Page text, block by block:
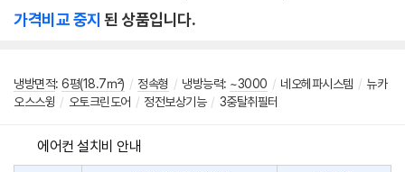
가격비교 중지 된 상품입니다.
냉방면적: 6평(18.7㎡) / 정속형 / 냉방능력: ~3000 / 네오헤파시스템 / 뉴카
오스스윙 / 오토크린도어 / 정전보상기능 / 3중탈취필터
에어컨 설치비 안내